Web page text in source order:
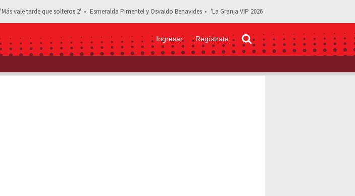
'Más vale tarde que solteros 2' Esmeralda Pimentel y Osvaldo Benavides 'La Granja VIP 2026
Ingresar Regístrate
Estás leyendo: Gloria Trevi llega a Premios lo Nuestro portando un vestido con transparencias